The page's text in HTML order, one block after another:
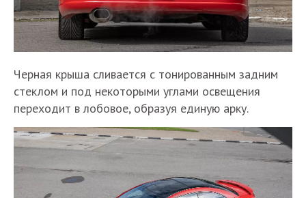
Черная крыша сливается с тонированным задним
стеклом и под некоторыми углами освещения
переходит в лобовое, образуя единую арку.